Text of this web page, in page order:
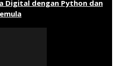
Digital dengan Python dan